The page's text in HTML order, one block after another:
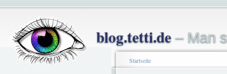
blog.tetti.de– Man
Startseite